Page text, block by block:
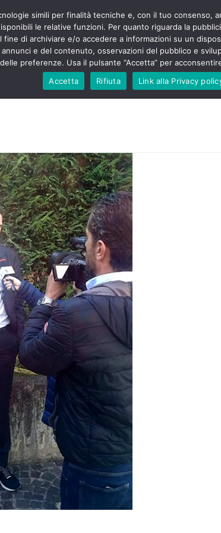
sono
senza
aggressioni
“tagli e
proclamato lo
Nursing Up contro
soccorso e
Up:
anche
POLITICA STUDENTI SALUTE
simili per finalità tecniche e, con il tuo consenso,
le relative funzioni. Per quanto riguarda la
fine di archiviare e/o accedere a informazioni su un
e del contenuto, osservazioni del pubblico e
preferenze. Usa il pulsante “Accetta” per
Accetta
Rifiuta Link alla Privacy